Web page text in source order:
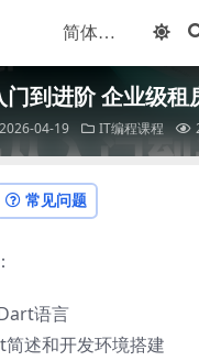
到进阶 企业级租
2026-04-19 IT编程课程
常见问题
语言
述和开发环境搭建